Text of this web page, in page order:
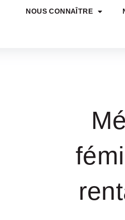
NOUS CONNAÎTRE